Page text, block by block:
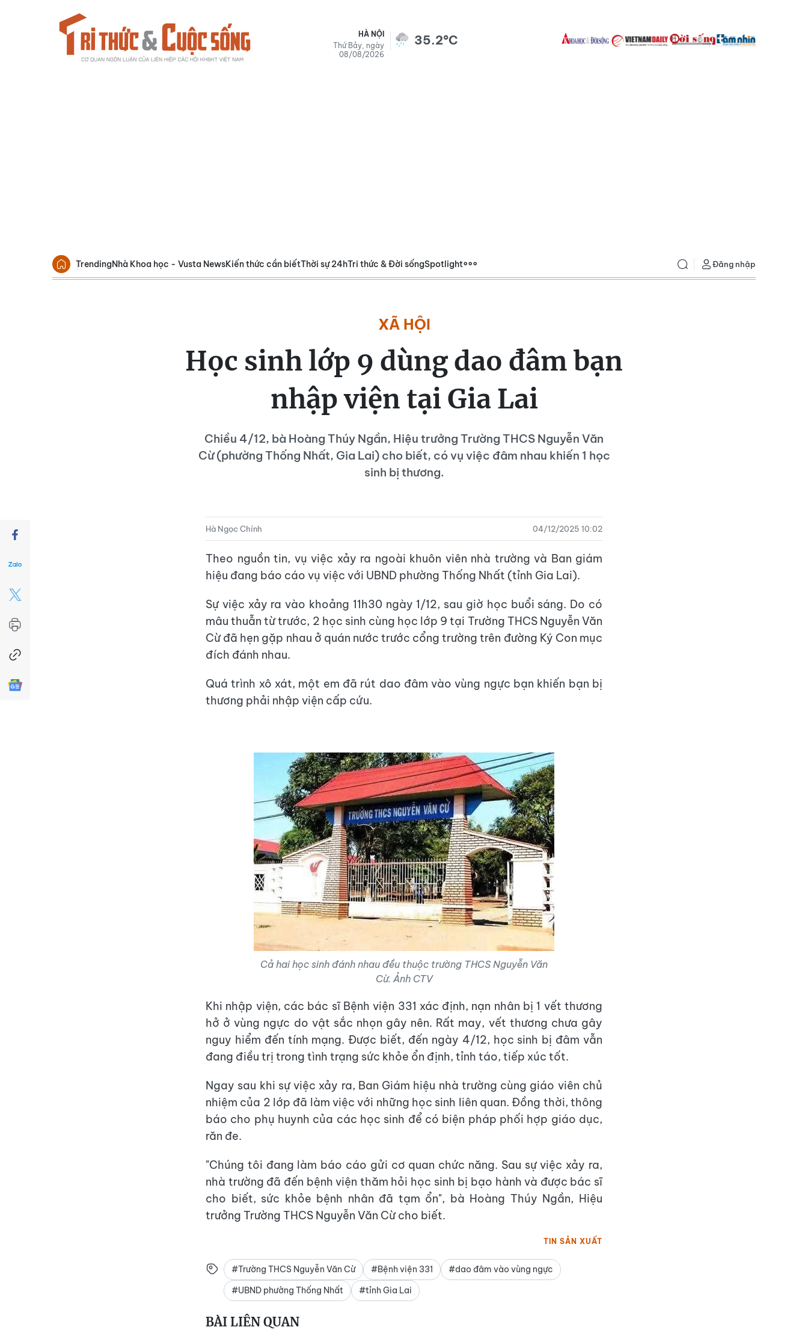
HÀ NỘI
Thứ Bảy, ngày
08/08/2026
35.2°C
TrendingNhà Khoa học - Vusta NewsKiến thức cần biếtThời sự 24hTri thức & Đời sốngSpotlight Đăng nhập
XÃ HỘI
Học sinh lớp 9 dùng dao đâm bạn
nhập viện tại Gia Lai
Chiều 4/12, bà Hoàng Thúy Ngần, Hiệu trưởng Trường THCS Nguyễn Văn
Cừ (phường Thống Nhất, Gia Lai) cho biết, có vụ việc đâm nhau khiến 1 học
sinh bị thương.
Hà Ngọc Chính 04/12/2025 10:02
Theo nguồn tin, vụ việc xảy ra ngoài khuôn viên nhà trường và Ban giám
hiệu đang báo cáo vụ việc với UBND phường Thống Nhất (tỉnh Gia Lai).
Sự việc xảy ra vào khoảng 11h30 ngày 1/12, sau giờ học buổi sáng. Do có
mâu thuẫn từ trước, 2 học sinh cùng học lớp 9 tại Trường THCS Nguyễn Văn
Cừ đã hẹn gặp nhau ở quán nước trước cổng trường trên đường Ký Con mục
đích đánh nhau.
Quá trình xô xát, một em đã rút dao đâm vào vùng ngực bạn khiến bạn bị
thương phải nhập viện cấp cứu.
Cả hai học sinh đánh nhau đều thuộc trường THCS Nguyễn Văn
Cừ. Ảnh CTV
Khi nhập viện, các bác sĩ Bệnh viện 331 xác định, nạn nhân bị 1 vết thương
hở ở vùng ngực do vật sắc nhọn gây nên. Rất may, vết thương chưa gây
nguy hiểm đến tính mạng. Được biết, đến ngày 4/12, học sinh bị đâm vẫn
đang điều trị trong tình trạng sức khỏe ổn định, tỉnh táo, tiếp xúc tốt.
Ngay sau khi sự việc xảy ra, Ban Giám hiệu nhà trường cùng giáo viên chủ
nhiệm của 2 lớp đã làm việc với những học sinh liên quan. Đồng thời, thông
báo cho phụ huynh của các học sinh để có biện pháp phối hợp giáo dục,
răn đe.
"Chúng tôi đang làm báo cáo gửi cơ quan chức năng. Sau sự việc xảy ra,
nhà trường đã đến bệnh viện thăm hỏi học sinh bị bạo hành và được bác sĩ
cho biết, sức khỏe bệnh nhân đã tạm ổn", bà Hoàng Thúy Ngần, Hiệu
trưởng Trường THCS Nguyễn Văn Cừ cho biết.
TIN SẢN XUẤT
#Trường THCS Nguyễn Văn Cừ #Bệnh viện 331
#dao đâm vào vùng ngực
#UBND phường Thống Nhất
#tỉnh Gia Lai
BÀI LIÊN QUAN